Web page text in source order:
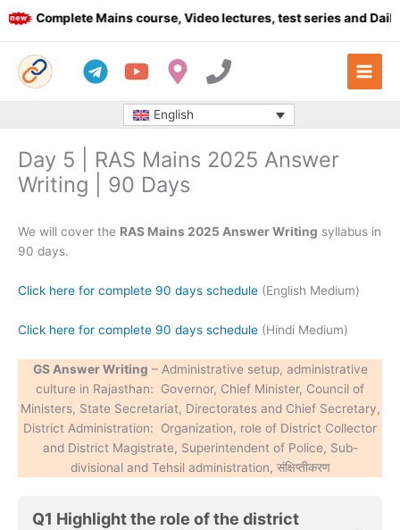
Skip
to
Complete Mains course, Video lectures, test series and Daily
English
Day 5 | RAS Mains 2025 Answer
Writing | 90 Days
We will cover the RAS Mains 2025 Answer Writing syllabus in
90 days.
Click here for complete 90 days schedule (English Medium)
Click here for complete 90 days schedule (Hindi Medium)
GS Answer Writing – Administrative setup, administrative
culture in Rajasthan: Governor, Chief Minister, Council of
Ministers, State Secretariat, Directorates and Chief Secretary,
District Administration: Organization, role of District Collector
and District Magistrate, Superintendent of Police, Sub-
divisional and Tehsil administration, संक्षिप्तीकरण
Q1 Highlight the role of the district